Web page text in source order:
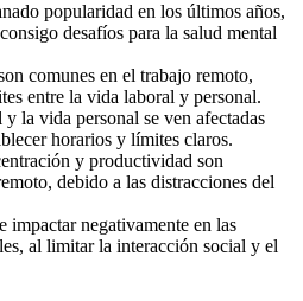
popularidad en los últimos años,
desafíos para la salud mental
comunes en el trabajo remoto,
entre la vida laboral y personal.
la vida personal se ven afectadas
horarios y límites claros.
y productividad son
debido a las distracciones del
impactar negativamente en las
al limitar la interacción social y el